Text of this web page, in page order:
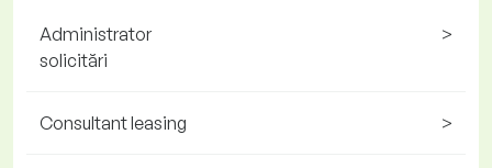
Administrator
solicitări
>
Consultant leasing >